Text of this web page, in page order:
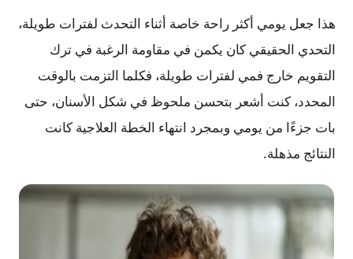
هذا جعل يومي أكثر راحة خاصة أثناء التحدث لفترات طويلة،
التحدي الحقيقي كان يكمن في مقاومة الرغبة في ترك
التقويم خارج فمي لفترات طويلة، فكلما التزمت بالوقت
المحدد، كنت أشعر بتحسن ملحوظ في شكل الأسنان، حتى
بات جزءًا من يومي وبمجرد انتهاء الخطة العلاجية كانت
النتائج مذهلة.